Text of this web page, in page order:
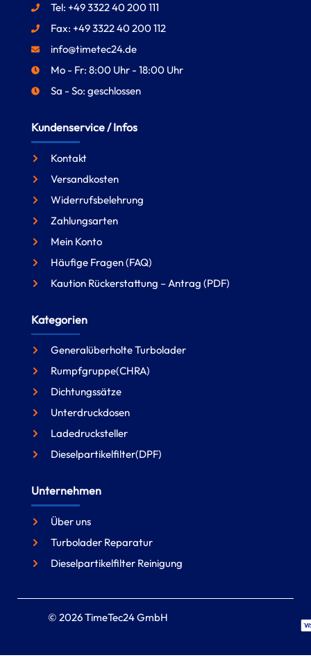
Tel: +49 3322 40 200 111
Fax: +49 3322 40 200 112
info@timetec24.de
Mo - Fr: 8:00 Uhr - 18:00 Uhr
Sa - So: geschlossen
Kundenservice / Infos
Kontakt
Versandkosten
Widerrufsbelehrung
Zahlungsarten
Mein Konto
Häufige Fragen (FAQ)
Kaution Rückerstattung – Antrag (PDF)
Kategorien
Generalüberholte Turbolader
Rumpfgruppe(CHRA)
Dichtungssätze
Unterdruckdosen
Ladedrucksteller
Dieselpartikelfilter(DPF)
Unternehmen
Über uns
Turbolader Reparatur
Dieselpartikelfilter Reinigung
© 2026 TimeTec24 GmbH